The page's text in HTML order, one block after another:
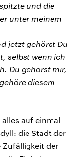
und die
unter meinem
jetzt gehörst Du
selbst wenn ich
Du gehörst mir,
diesem
alles auf einmal
die Stadt der
Zufälligkeit der